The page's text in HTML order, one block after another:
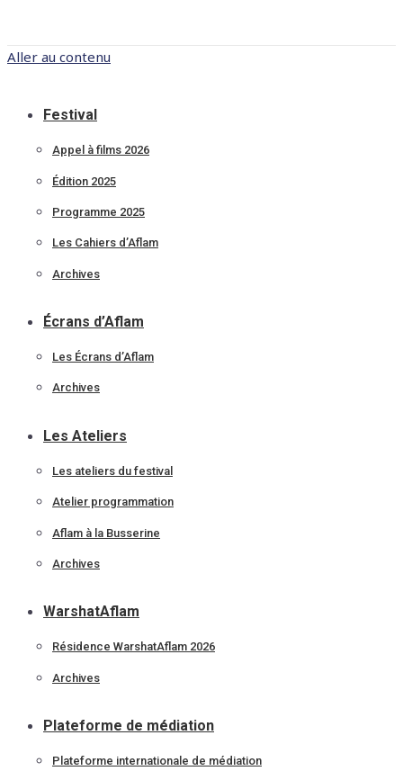
Aller au contenu
Festival
Appel à films 2026
Édition 2025
Programme 2025
Les Cahiers d’Aflam
Archives
Écrans d’Aflam
Les Écrans d’Aflam
Archives
Les Ateliers
Les ateliers du festival
Atelier programmation
Aflam à la Busserine
Archives
WarshatAflam
Résidence WarshatAflam 2026
Archives
Plateforme de médiation
Plateforme internationale de médiation